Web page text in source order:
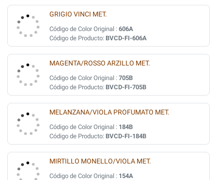
GRIGIO VINCI MET.
Código de Color Original : 606A
Código de Producto: BVCD-FI-606A
MAGENTA/ROSSO ARZILLO MET.
Código de Color Original : 705B
Código de Producto: BVCD-FI-705B
MELANZANA/VIOLA PROFUMATO MET.
Código de Color Original : 184B
Código de Producto: BVCD-FI-184B
MIRTILLO MONELLO/VIOLA MET.
Código de Color Original : 154A